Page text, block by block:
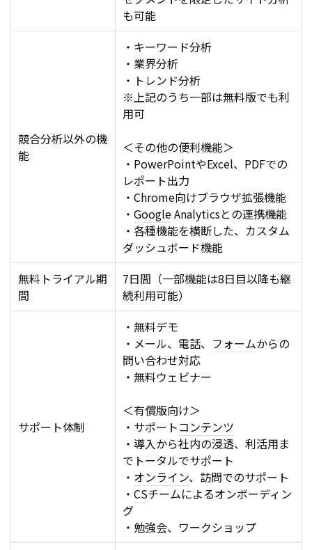
も可能
競合分析以外の機
能
・キーワード分析
・業界分析
・トレンド分析
※上記のうち一部は無料版でも利
用可
＜その他の便利機能＞
・PowerPointやExcel、PDFでの
レポート出力
・Chrome向けブラウザ拡張機能
・ GoogleAnalyticsとの連携機能
・各種機能を横断した、カスタム
ダッシュボード機能
無料トライアル期
間
7日間（一部機能は8日目以降も継
続利用可能）
サポート体制
・無料デモ
・メール、電話、 フォームからの
問い合わせ対応
・無料ウェビナー
＜有償版向け＞
・サポートコンテンツ
・導入から社内の浸透、利活用ま
でトータルでサポート
・ オンライン、訪問でのサポート
・ CSチームによるオンボーディン
グ
・勉強会、ワークショップ